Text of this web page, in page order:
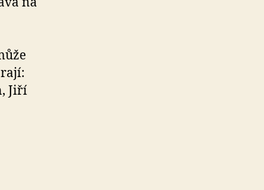
Jiří